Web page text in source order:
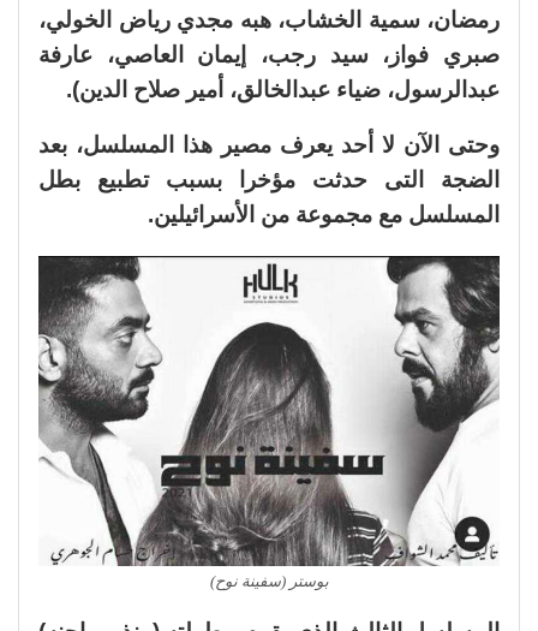
رمضان، سمية الخشاب، هبه مجدي رياض الخولي،
صبري فواز، سيد رجب، إيمان العاصي، عارفة
عبدالرسول، ضياء عبدالخالق، أمير صلاح الدين).
وحتى الآن لا أحد يعرف مصير هذا المسلسل، بعد
الضجة التى حدثت مؤخرا بسبب تطبيع بطل
المسلسل مع مجموعة من الأسرائيلين.
بوستر (سفينة نوح)